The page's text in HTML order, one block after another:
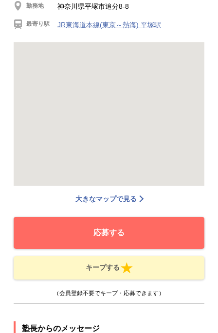
勤務地 神奈川県平塚市追分8-8
最寄り駅 JR東海道本線(東京～熱海) 平塚駅
大きなマップで見る
応募する
キープする
（会員登録不要でキープ・応募できます）
塾長からのメッセージ